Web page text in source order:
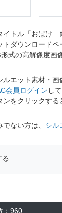
イトル「おばけ
トダウンロードペ
式の高解像度画
ルエット素材・画
会員ログイン し
ンをクリックする
ない方は、 シル
る
：960